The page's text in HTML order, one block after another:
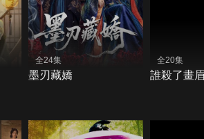
全24集
墨刃藏嬌
全20集
誰殺了畫